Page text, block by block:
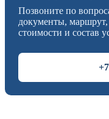
Позвоните по
документы, маршрут,
стоимости и состав